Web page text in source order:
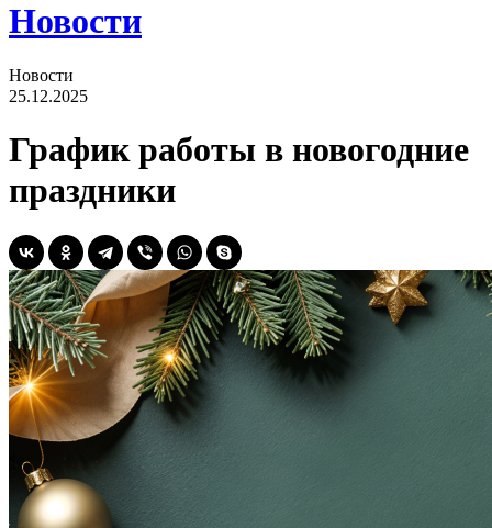
Новости
Новости
25.12.2025
График работы в новогодние
праздники